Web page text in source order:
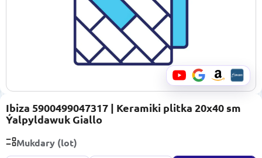
Ibiza 5900499047317 | Keramiki plitka 20x40 sm
Ýalpyldawuk Giallo
Mukdary (lot)